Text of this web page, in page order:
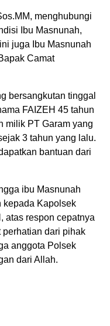
menghubungi
Ibu Masnunah,
juga Ibu Masnunah
Camat
bersangkutan tinggal
FAIZEH 45 tahun
milik PT Garam yang
3 tahun yang lalu.
bantuan dari
ibu Masnunah
kepada Kapolsek
atas respon cepatnya
dari pihak
anggota Polsek
dari Allah.